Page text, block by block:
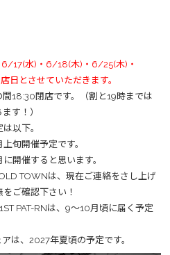
17(水)・6/18(木)・6/25(木)・
日とさせていただきます。
18:30閉店です。（割と19時までは
す！）
以下。
旬開催予定です。
開催すると思います。
TOWNは、現在ご連絡をさし上げ
ご確認下さい！
PAT-RNは、9～10月頃に届く予定
は、2027年夏頃の予定です。